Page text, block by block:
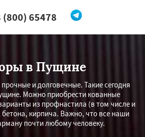
(800) 65478
мне
в Пущине
и долговечные. Такие сегодня
Можно приобрести кованные
из профнастила (в том числе и
бетона, кирпича. Важно, что все наши
почти любому человеку.